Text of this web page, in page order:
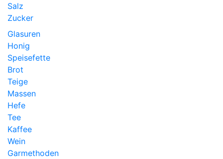
Salz
Zucker
Glasuren
Honig
Speisefette
Brot
Teige
Massen
Hefe
Tee
Kaffee
Wein
Garmethoden